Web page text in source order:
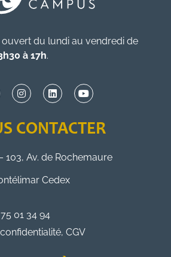
ouvert du lundi au vendredi de
à 17h.
CONTACTER
103, Av. de Rochemaure
Cedex
01 34 94
CGV